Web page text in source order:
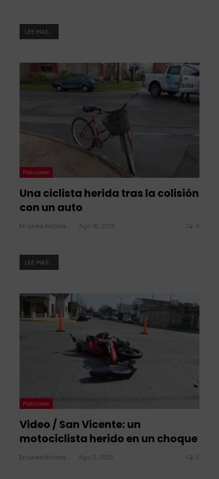
LEE MAS...
Policiales
Una ciclista herida tras la colisión
con un auto
En Linea Noticias Ago 18, 2025 0
LEE MAS...
Policiales
Video / San Vicente: un
motociclista herido en un choque
En Linea Noticias Ago 11, 2025 0